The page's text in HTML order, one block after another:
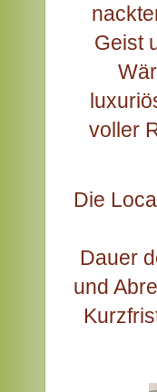
Geist
voller
Die
Dauer
und